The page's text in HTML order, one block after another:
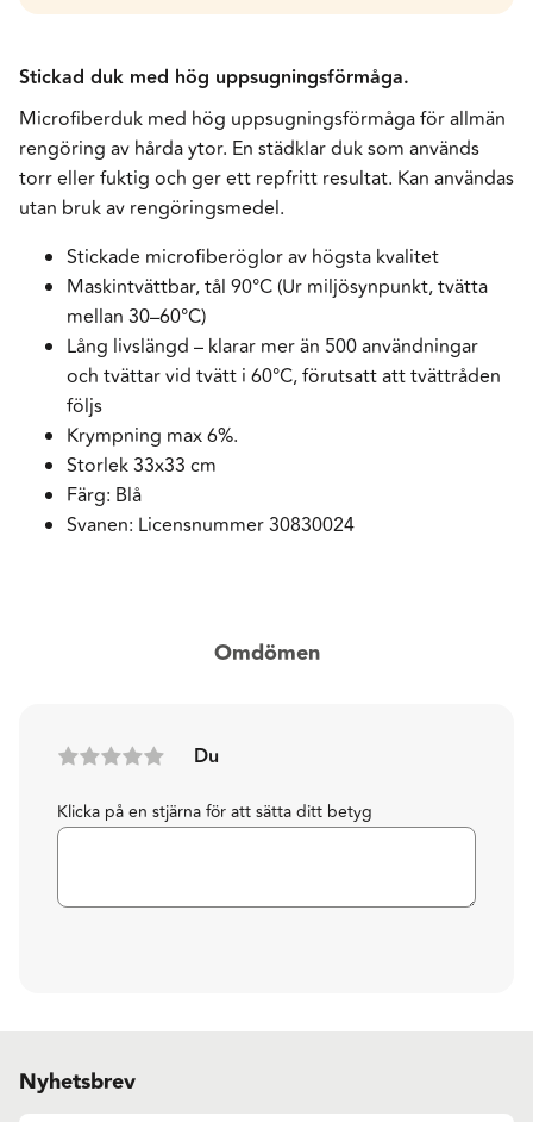
Stickad duk med hög uppsugningsförmåga.
Microfiberduk med hög uppsugningsförmåga för allmän
rengöring av hårda ytor. En städklar duk som används
torr eller fuktig och ger ett repfritt resultat. Kan användas
utan bruk av rengöringsmedel.
Stickade microfiberöglor av högsta kvalitet
Maskintvättbar, tål 90°C (Ur miljösynpunkt, tvätta
mellan 30–60°C)
Lång livslängd – klarar mer än 500 användningar
och tvättar vid tvätt i 60°C, förutsatt att tvättråden
följs
Krympning max 6%.
Storlek 33x33 cm
Färg: Blå
Svanen: Licensnummer 30830024
Omdömen
Du
Klicka på en stjärna för att sätta ditt betyg
Nyhetsbrev